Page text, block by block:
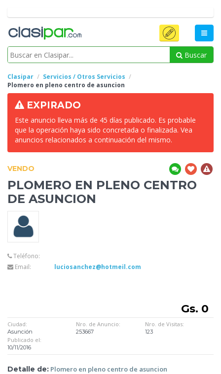
Buscar
Clasipar
Servicios / Otros Servicios
Plomero en pleno centro de asuncion
EXPIRADO
Este anuncio lleva más de 45 días publicado. Es probable
que la operación haya sido concretada o finalizada. Vea
anuncios relacionados a continuación del mismo.
VENDO
PLOMERO EN PLENO CENTRO
DE ASUNCION
Teléfono:
Email:
luciosanchez@hotmeil.com
Gs. 0
Ciudad:
Asunción
Nro. de Anuncio:
253667
Nro. de Visitas:
123
Publicado el:
10/11/2016
Detalle de: Plomero en pleno centro de asuncion